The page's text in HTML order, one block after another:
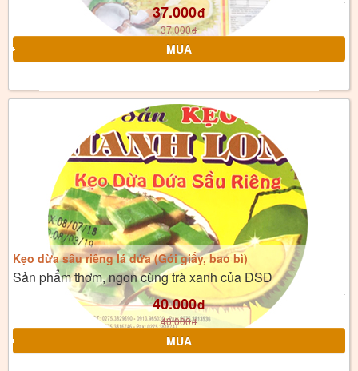
37.000đ
37.000đ
Kẹo dừa sầu riêng lá dứa (Gói giấy, bao bì)
Sản phẩm thơm, ngon cùng trà xanh của ĐSĐ
40.000đ
40.000đ